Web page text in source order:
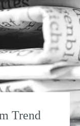
Trend